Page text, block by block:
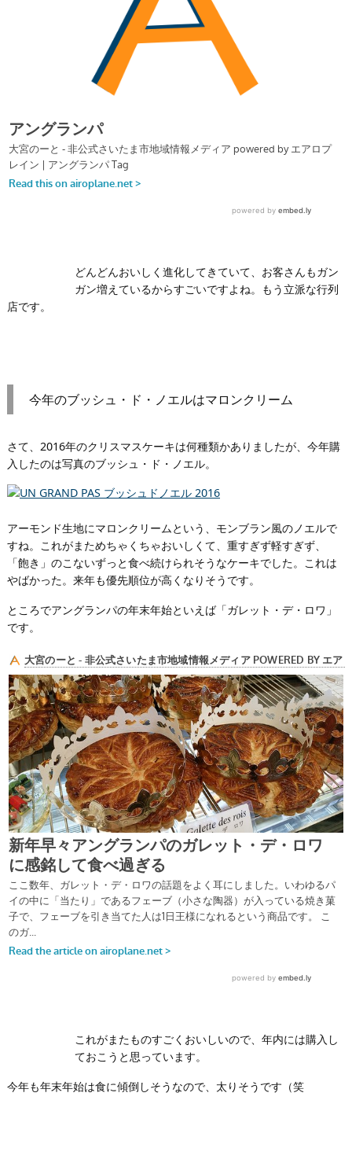
どんどんおいしく進化してきていて、お客さんもガン
ガン増えているからすごいですよね。もう立派な行列
店です。
今年のブッシュ・ド・ノエルはマロンクリーム
さて、2016年のクリスマスケーキは何種類かありましたが、今年購
入したのは写真のブッシュ・ド・ノエル。
アーモンド生地にマロンクリームという、モンブラン風のノエルで
すね。これがまためちゃくちゃおいしくて、重すぎず軽すぎず、
「飽き」のこないずっと食べ続けられそうなケーキでした。これは
やばかった。来年も優先順位が高くなりそうです。
ところでアングランパの年末年始といえば「ガレット・デ・ロワ」
です。
これがまたものすごくおいしいので、年内には購入し
ておこうと思っています。
今年も年末年始は食に傾倒しそうなので、太りそうです（笑